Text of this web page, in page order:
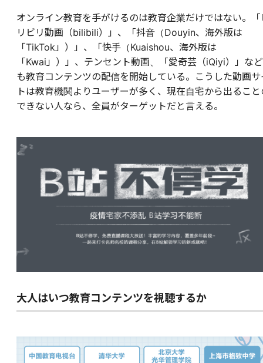
オンライン教育を手がけるのは教育企業だけではない。「
リビリ動画（bilibili）」、「抖音（Douyin、海外版は
「TikTok」）」、「快手（Kuaishou、海外版は
「Kwai」）」、テンセント動画、「愛奇芸（iQiyi）」など
も教育コンテンツの配信を開始している。こうした動画サ
トは教育機関よりユーザーが多く、現在自宅から出ること
できない人なら、全員がターゲットだと言える。
大人はいつ教育コンテンツを視聴するか